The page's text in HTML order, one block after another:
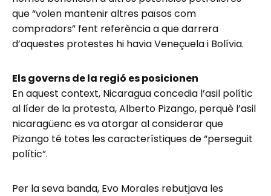
que “volen mantenir altres països com
compradors” fent referència a que darrera
d’aquestes protestes hi havia Veneçuela i Bolívia.
Els governs de la regió es posicionen
En aquest context, Nicaragua concedia l’asil polític
al líder de la protesta, Alberto Pizango, perquè l’asil
nicaragüenc es va atorgar al considerar que
Pizango té totes les característiques de “perseguit
polític”.
Per la seva banda, Evo Morales rebutjava les